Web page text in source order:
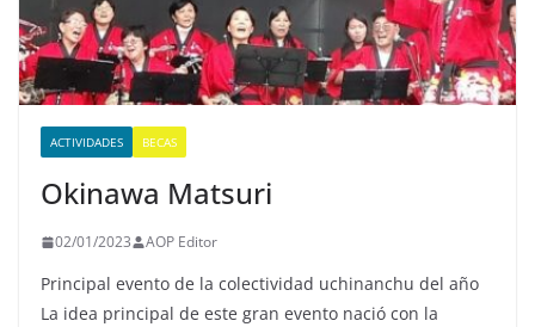
ACTIVIDADES BECAS
Okinawa Matsuri
02/01/2023 AOP Editor
Principal evento de la colectividad uchinanchu del año
La idea principal de este gran evento nació con la